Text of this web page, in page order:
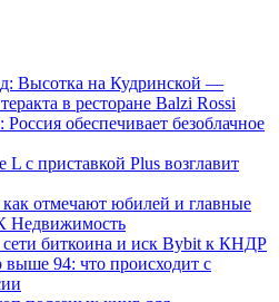
Высотка на Кудринской —
в ресторане Balzi Rossi
обеспечивает безоблачное
с приставкой Plus возглавит
отмечают юбилей и главные
Недвижимость
сети биткоина и иск Bybit к КНДР
94: что происходит с